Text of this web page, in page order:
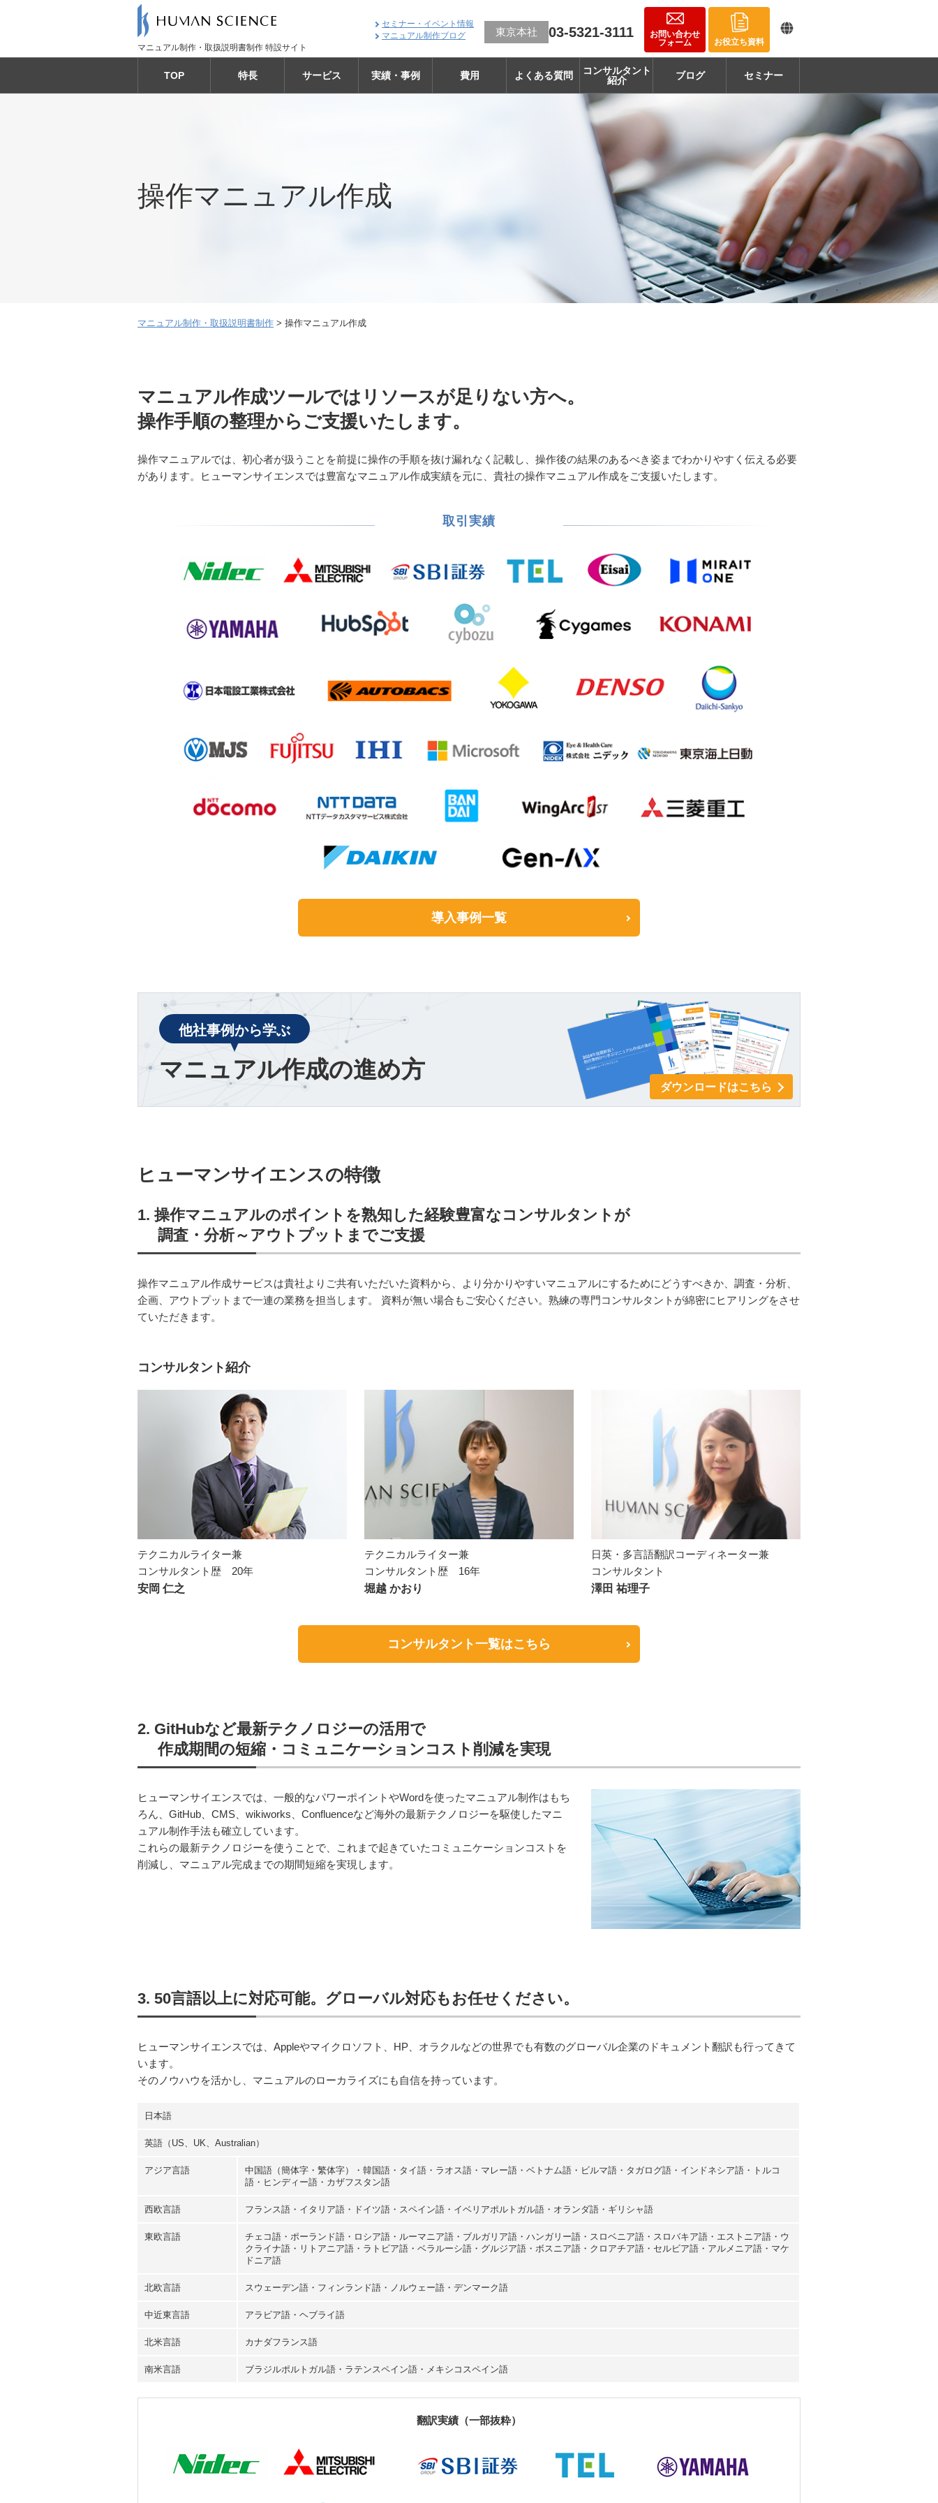
マニュアル制作・取扱説明書制作 特設サイト
セミナー・イベント情報
マニュアル制作ブログ
東京本社 03-5321-3111
お問い合わせ
フォーム
お役立ち資料
TOP 特長 サービス 実績・事例 費用 よくある質問
コンサルタント
紹介
ブログ セミナー
操作マニュアル作成
マニュアル制作・取扱説明書制作 操作マニュアル作成
マニュアル作成ツールではリソースが足りない方へ。
操作手順の整理からご支援いたします。
操作マニュアルでは、初心者が扱うことを前提に操作の手順を抜け漏れなく記載し、操作後の結果のあるべき姿までわかりやすく伝える必要
があります。ヒューマンサイエンスでは豊富なマニュアル作成実績を元に、貴社の操作マニュアル作成をご支援いたします。
取引実績
導入事例一覧
他社事例から学ぶ
マニュアル作成の進め方
ダウンロードはこちら
ヒューマンサイエンスの特徴
1. 操作マニュアルのポイントを熟知した経験豊富なコンサルタントが
調査・分析～アウトプットまでご支援
操作マニュアル作成サービスは貴社よりご共有いただいた資料から、より分かりやすいマニュアルにするためにどうすべきか、調査・分析、
企画、アウトプットまで一連の業務を担当します。 資料が無い場合もご安心ください。熟練の専門コンサルタントが綿密にヒアリングをさせ
ていただきます。
コンサルタント紹介
テクニカルライター兼
コンサルタント歴 20年
安岡 仁之
テクニカルライター兼
コンサルタント歴 16年
堀越 かおり
日英・多言語翻訳コーディネーター兼
コンサルタント
澤田 祐理子
コンサルタント一覧はこちら
2. GitHubなど最新テクノロジーの活用で
作成期間の短縮・コミュニケーションコスト削減を実現
ヒューマンサイエンスでは、一般的なパワーポイントやWordを使ったマニュアル制作はもち
ろん、GitHub、CMS、wikiworks、Confluenceなど海外の最新テクノロジーを駆使したマニ
ュアル制作手法も確立しています。
これらの最新テクノロジーを使うことで、これまで起きていたコミュニケーションコストを
削減し、マニュアル完成までの期間短縮を実現します。
3. 50言語以上に対応可能。グローバル対応もお任せください。
ヒューマンサイエンスでは、Appleやマイクロソフト、HP、オラクルなどの世界でも有数のグローバル企業のドキュメント翻訳も行ってきて
います。
そのノウハウを活かし、マニュアルのローカライズにも自信を持っています。
日本語
英語（US、UK、Australian）
アジア言語
中国語（簡体字・繁体字）・韓国語・タイ語・ラオス語・マレー語・ベトナム語・ビルマ語・タガログ語・インドネシア語・トルコ
語・ヒンディー語・カザフスタン語
西欧言語 フランス語・イタリア語・ドイツ語・スペイン語・イベリアポルトガル語・オランダ語・ギリシャ語
東欧言語
チェコ語・ポーランド語・ロシア語・ルーマニア語・ブルガリア語・ハンガリー語・スロベニア語・スロバキア語・エストニア語・ウ
クライナ語・リトアニア語・ラトビア語・ベラルーシ語・グルジア語・ボスニア語・クロアチア語・セルビア語・アルメニア語・マケ
ドニア語
北欧言語 スウェーデン語 ・ フィンランド語 ・ ノルウェー語 ・ デンマーク語
中近東言語 アラビア語 ・ヘブライ語
北米言語 カナダフランス語
南米言語 ブラジルポルトガル語 ・ラテンスペイン語・メキシコスペイン語
翻訳実績（一部抜粋）